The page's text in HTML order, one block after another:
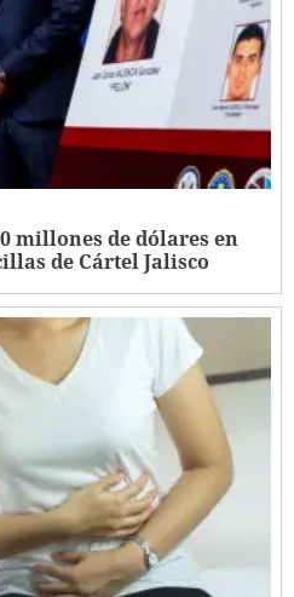
millones de dólares en
de Cártel Jalisco